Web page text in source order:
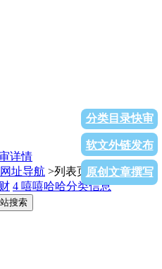
分类目录快审
软文外链发布
原创文章撰写
网址导航 >列表页面1手相面相
4 嘻嘻哈哈分类信息
搜索